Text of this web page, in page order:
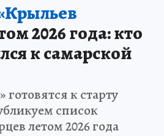
2026 года: кто
к самарской
к старту
список
летом 2026 года